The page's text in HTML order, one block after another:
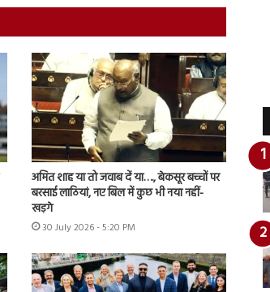
अमित शाह या तो जवाब दें या…., बेकसूर बच्चों पर
बरसाई लाठियां, नए बिल में कुछ भी नया नहीं-
खड़गे
30 July 2026 - 5:20 PM